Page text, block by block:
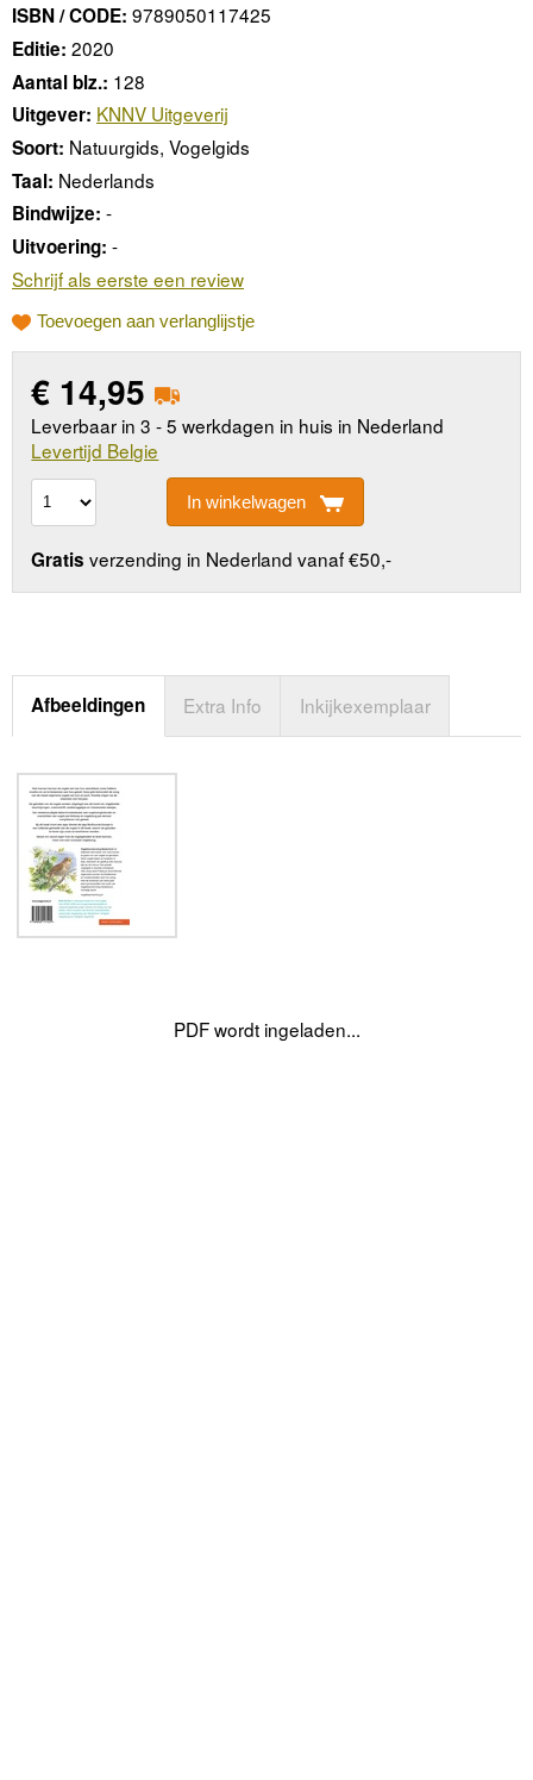
ISBN / CODE: 9789050117425
Editie: 2020
Aantal blz.: 128
Uitgever: KNNV Uitgeverij
Soort: Natuurgids, Vogelgids
Taal: Nederlands
Bindwijze: -
Uitvoering: -
Schrijf als eerste een review
Toevoegen aan verlanglijstje
€ 14,95
Leverbaar in 3 - 5 werkdagen in huis in Nederland
Levertijd Belgie
In winkelwagen
Gratis verzending in Nederland vanaf €50,-
Afbeeldingen Extra Info Inkijkexemplaar
PDF wordt ingeladen...